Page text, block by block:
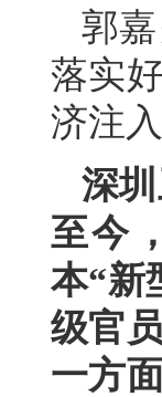
郭
落实
济注
深
至今
本“新
级官
一方